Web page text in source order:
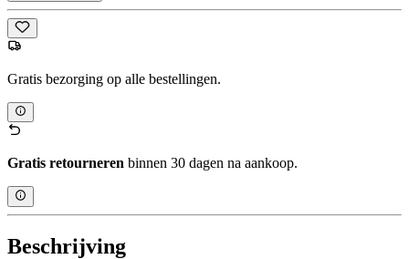
Gratis bezorging op alle bestellingen.
Gratis retourneren binnen 30 dagen na aankoop.
Beschrijving